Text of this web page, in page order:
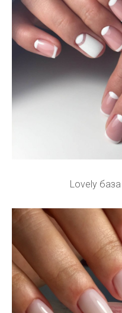
Lovely